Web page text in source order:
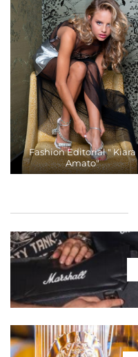
Fashion Editorial " Kiara
Amato"